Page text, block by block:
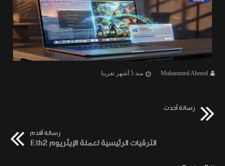
Muhammed Ahmed منذ 5 أشهر تقريبا
رسالة أحدث
رسالة أقدم
الترقيات الرئيسية لعملة الإيثريوم Eth2